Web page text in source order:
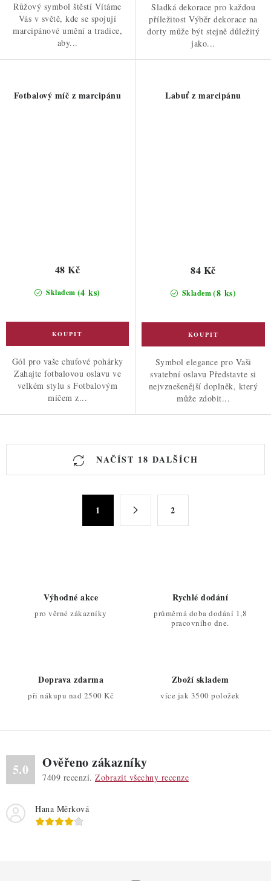
Růžový symbol štěstí Vítáme
Vás v světě, kde se spojují
marcipánové umění a tradice,
aby...
Sladká dekorace pro každou
příležitost Výběr dekorace na
dorty může být stejně důležitý
jako...
Fotbalový míč z marcipánu
Skladem (4 ks)
48 Kč
Gól pro vaše chuťové pohárky
Zahajte fotbalovou oslavu ve
velkém stylu s Fotbalovým
míčem z...
Labuť z marcipánu
Skladem(8 ks)
84 Kč
Symbol elegance pro Vaši
svatební oslavu Představte si
nejvznešenější doplněk, který
může zdobit...
O
l
u
NAČÍST 18 DALŠÍCH
1 2
Výhodné akce
pro věrné zákazníky
Rychlé dodání
průměrná doba dodání 1,8
pracovního dne.
Doprava zdarma
při nákupu nad 2500 Kč
Zboží skladem
více jak 3500 položek
5.0 Ověřeno zákazníky
7409 recenzí. Zobrazit všechny recenze
Hana Měrková